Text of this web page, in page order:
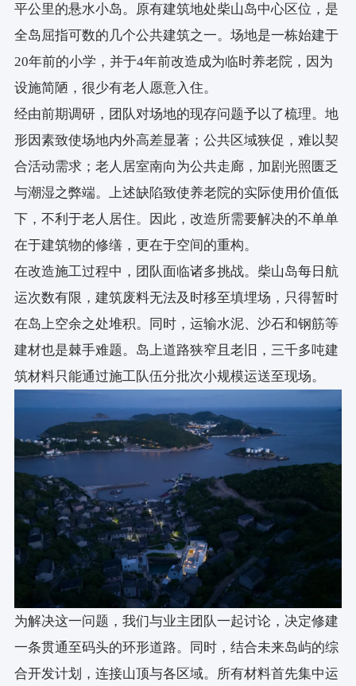
平公里的悬水小岛。原有建筑地处柴山岛中心区位，是
全岛屈指可数的几个公共建筑之一。场地是一栋始建于
20年前的小学，并于4年前改造成为临时养老院，因为
设施简陋，很少有老人愿意入住。
经由前期调研，团队对场地的现存问题予以了梳理。地
形因素致使场地内外高差显著；公共区域狭促，难以契
合活动需求；老人居室南向为公共走廊，加剧光照匮乏
与潮湿之弊端。上述缺陷致使养老院的实际使用价值低
下，不利于老人居住。因此，改造所需要解决的不单单
在于建筑物的修缮，更在于空间的重构。
在改造施工过程中，团队面临诸多挑战。柴山岛每日航
运次数有限，建筑废料无法及时移至填埋场，只得暂时
在岛上空余之处堆积。同时，运输水泥、沙石和钢筋等
建材也是棘手难题。岛上道路狭窄且老旧，三千多吨建
筑材料只能通过施工队伍分批次小规模运送至现场。
为解决这一问题，我们与业主团队一起讨论，决定修建
一条贯通至码头的环形道路。同时，结合未来岛屿的综
合开发计划，连接山顶与各区域。所有材料首先集中运